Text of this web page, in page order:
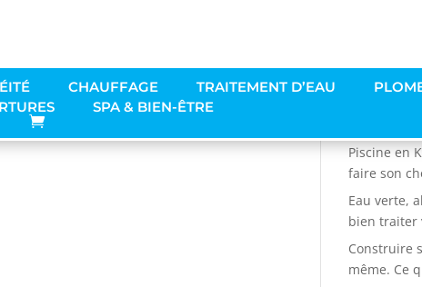
CHAUFFAGE TRAITEMENT D’EAU
SPA & BIEN-ÊTRE
Piscine en
faire son
Eau verte,
bien traiter
Construire
même. Ce